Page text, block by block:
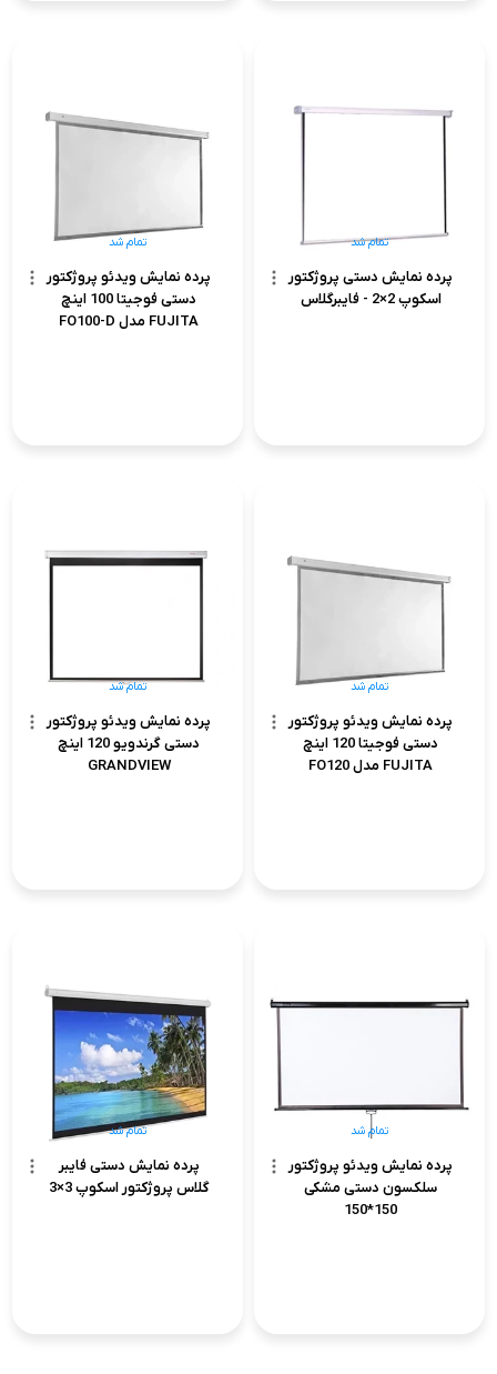
پرده نمایش دستی پروژکتور
اسکوپ 2×2 - فایبرگلاس
تمام شد
پرده نمایش ویدئو پروژکتور
دستی فوجیتا 100 اینچ
FUJITA مدل FO100-D
تمام شد
پرده نمایش ویدئو پروژکتور
دستی فوجیتا 120 اینچ
FUJITA مدل FO120
تمام شد
پرده نمایش ویدئو پروژکتور
دستی گرندویو 120 اینچ
GRANDVIEW
تمام شد
پرده نمایش ویدئو پروژکتور
سلکسون دستی مشکی
150*150
تمام شد
پرده نمایش دستی فایبر
گلاس پروژکتور اسکوپ 3×3
تمام شد